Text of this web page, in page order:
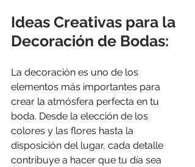
Ideas Creativas para la
Decoración de Bodas:
La decoración es uno de los
elementos más importantes para
crear la atmósfera perfecta en tu
boda. Desde la elección de los
colores y las flores hasta la
disposición del lugar, cada detalle
contribuye a hacer que tu día sea